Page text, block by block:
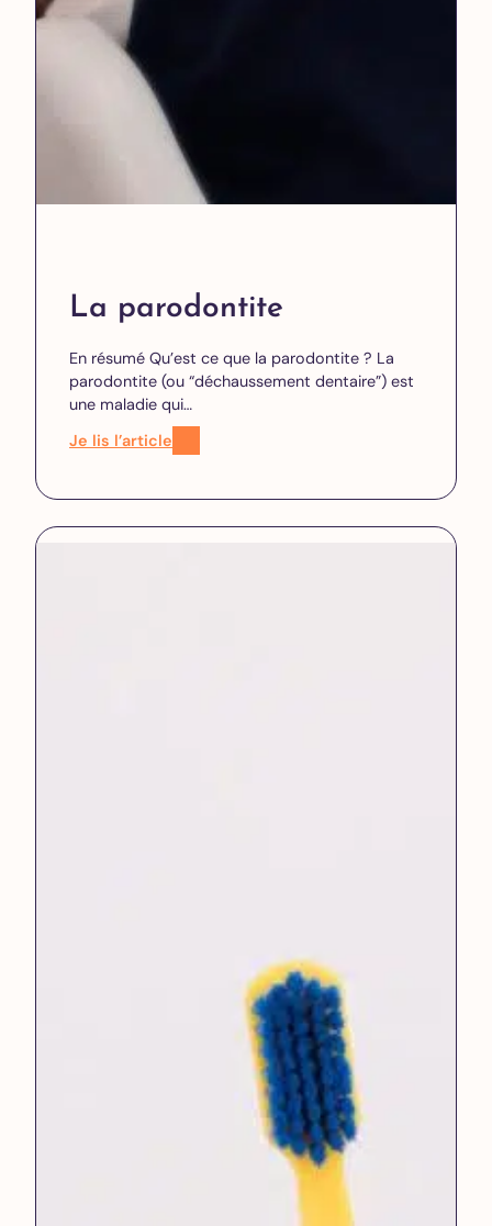
La parodontite
En résumé Qu’est ce que la parodontite ? La
parodontite (ou “déchaussement dentaire”) est
une maladie qui…
Je lis l’article